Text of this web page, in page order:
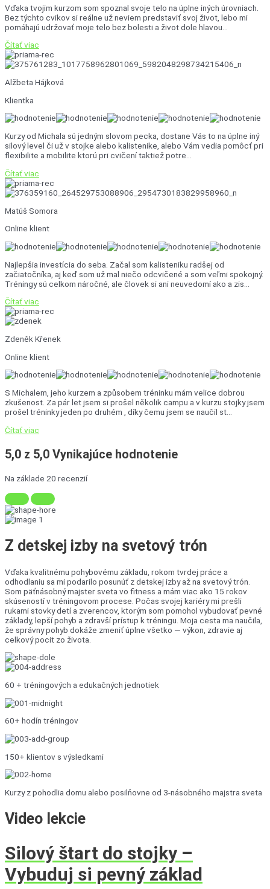
Vďaka tvojim kurzom som spoznal svoje telo na úplne iných úrovniach.
Bez týchto cvikov si reálne už neviem predstaviť svoj život, lebo mi
pomáhajú udržovať moje telo bez bolesti a život dole hlavou...
Čítať viac
Alžbeta Hájková
Klientka
Kurzy od Michala sú jedným slovom pecka, dostane Vás to na úplne iný
silový level či už v stojke alebo kalistenike, alebo Vám vedia pomôcť pri
flexibilite a mobilite ktorú pri cvičení taktiež potre...
Čítať viac
Matúš Somora
Online klient
Najlepšia investícia do seba. Začal som kalisteniku radšej od
začiatočníka, aj keď som už mal niečo odcvičené a som veľmi spokojný.
Tréningy sú celkom náročné, ale človek si ani neuvedomí ako a zis...
Čítať viac
Zdeněk Křenek
Online klient
S Michalem, jeho kurzem a způsobem tréninku mám velice dobrou
zkušenost. Za pár let jsem si prošel několik campu a v kurzu stojky jsem
prošel tréninky jeden po druhém , díky čemu jsem se naučil st...
Čítať viac
5,0 z 5,0 Vynikajúce hodnotenie
Na základe 20 recenzií
Z detskej izby na svetový trón
Vďaka kvalitnému pohybovému základu, rokom tvrdej práce a
odhodlaniu sa mi podarilo posunúť z detskej izby až na svetový trón.
Som päťnásobný majster sveta vo fitness a mám viac ako 15 rokov
skúseností v tréningovom procese. Počas svojej kariéry mi prešli
rukami stovky detí a zverencov, ktorým som pomohol vybudovať pevné
základy, lepší pohyb a zdravší prístup k tréningu. Moja cesta ma naučila,
že správny pohyb dokáže zmeniť úplne všetko — výkon, zdravie aj
celkový pocit zo života.
60 + tréningových a edukačných jednotiek
60+ hodín tréningov
150+ klientov s výsledkami
Kurzy z pohodlia domu alebo posilňovne od 3-násobného majstra sveta
Video lekcie
Silový štart do stojky –
Vybuduj si pevný základ